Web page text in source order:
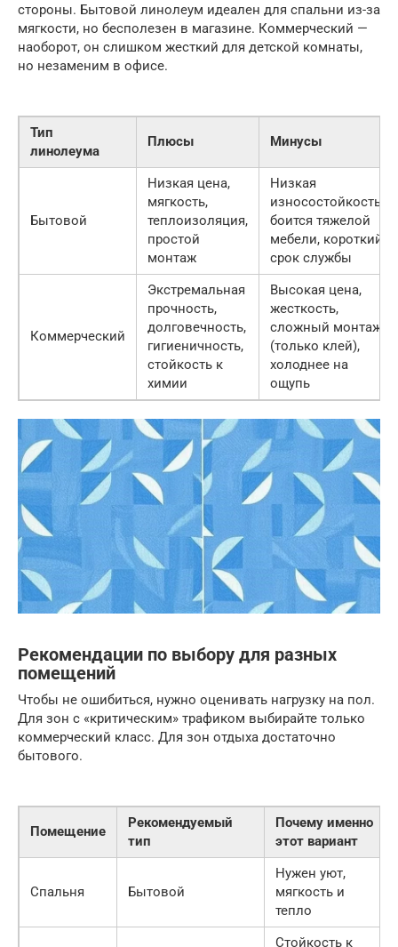
стороны. Бытовой линолеум идеален для спальни из-за
мягкости, но бесполезен в магазине. Коммерческий —
наоборот, он слишком жесткий для детской комнаты,
но незаменим в офисе.
Тип
линолеума
Плюсы Минусы
Бытовой
Низкая цена,
мягкость,
теплоизоляция,
простой
монтаж
Низкая
износостойкость,
боится тяжелой
мебели, короткий
срок службы
Коммерческий
Экстремальная
прочность,
долговечность,
гигиеничность,
стойкость к
химии
Высокая цена,
жесткость,
сложный монтаж
(только клей),
холоднее на
ощупь
Рекомендации по выбору для разных
помещений
Чтобы не ошибиться, нужно оценивать нагрузку на пол.
Для зон с «критическим» трафиком выбирайте только
коммерческий класс. Для зон отдыха достаточно
бытового.
Помещение
Рекомендуемый
тип
Почему именно
этот вариант
Спальня Бытовой
Нужен уют,
мягкость и
тепло
Стойкость к